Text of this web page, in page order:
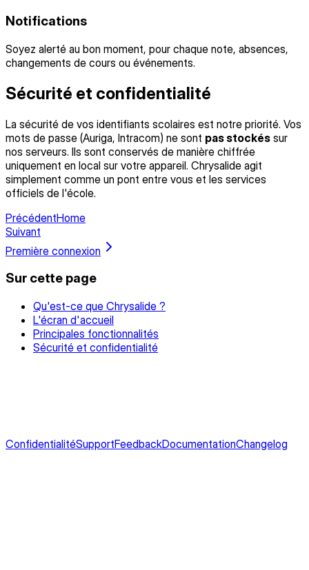
Notifications
Soyez alerté au bon moment, pour chaque note, absences,
changements de cours ou événements.
Sécurité et confidentialité
La sécurité de vos identifiants scolaires est notre priorité. Vos
mots de passe (Auriga, Intracom) ne sont pas stockés sur
nos serveurs. Ils sont conservés de manière chiffrée
uniquement en local sur votre appareil. Chrysalide agit
simplement comme un pont entre vous et les services
officiels de l'école.
PrécédentHome
Suivant
Première connexion
Sur cette page
Qu'est-ce que Chrysalide ?
L'écran d'accueil
Principales fonctionnalités
Sécurité et confidentialité
ConfidentialitéSupportFeedbackDocumentationChangelog